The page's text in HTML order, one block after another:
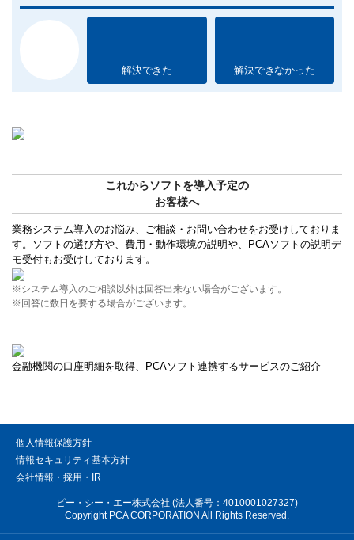
解決できた 解決できなかった
これからソフトを導入予定の
お客様へ
業務システム導入のお悩み、ご相談・お問い合わせをお受けしておりま
す。ソフトの選び方や、費用・動作環境の説明や、PCAソフトの説明デ
モ受付もお受けしております。
※システム導入のご相談以外は回答出来ない場合がございます。
※回答に数日を要する場合がございます。
金融機関の口座明細を取得、PCAソフト連携するサービスのご紹介
個人情報保護方針
情報セキュリティ基本方針
会社情報・採用・IR
ピー・シー・エー株式会社 (法人番号：4010001027327)
Copyright PCA CORPORATION All Rights Reserved.